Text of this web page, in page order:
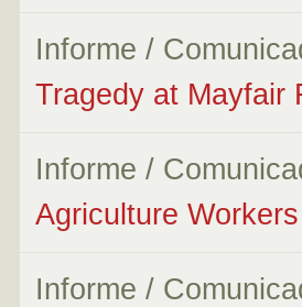
Informe /
Tragedy at Mayfair
Informe /
Agriculture
Informe /